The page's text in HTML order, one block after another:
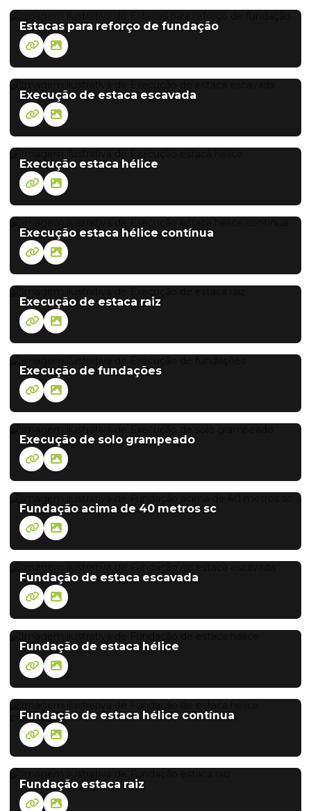
Estacas para reforço de fundação
Execução de estaca escavada
Execução estaca hélice
Execução estaca hélice contínua
Execução de estaca raiz
Execução de fundações
Execução de solo grampeado
Fundação acima de 40 metros sc
Fundação de estaca escavada
Fundação de estaca hélice
Fundação de estaca hélice contínua
Fundação estaca raiz